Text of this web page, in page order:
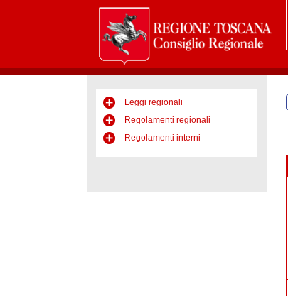
Leggi regionali
Regolamenti regionali
Regolamenti interni